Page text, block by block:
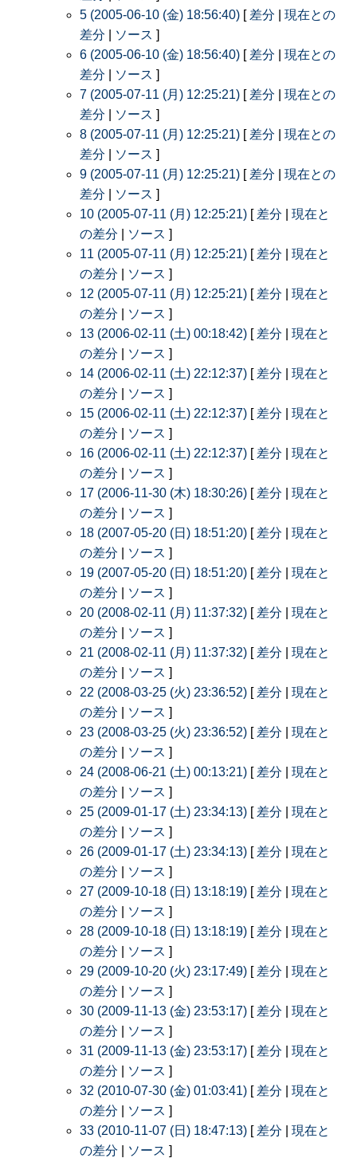
5 (2005-06-10 (金) 18:56:40) [ 差分
現在との
差分
ソース ]
6 (2005-06-10 (金) 18:56:40) [ 差分
現在との
差分
ソース ]
7 (2005-07-11 (月) 12:25:21) [ 差分
現在との
差分
ソース ]
8 (2005-07-11 (月) 12:25:21) [ 差分
現在との
差分
ソース ]
9 (2005-07-11 (月) 12:25:21) [ 差分
現在との
差分
ソース ]
10 (2005-07-11 (月) 12:25:21) [ 差分
現在と
の差分
ソース ]
11 (2005-07-11 (月) 12:25:21) [ 差分
現在と
の差分
ソース ]
12 (2005-07-11 (月) 12:25:21) [ 差分
現在と
の差分
ソース ]
13 (2006-02-11 (土) 00:18:42) [ 差分
現在と
の差分
ソース ]
14 (2006-02-11 (土) 22:12:37) [ 差分
現在と
の差分
ソース ]
15 (2006-02-11 (土) 22:12:37) [ 差分
現在と
の差分
ソース ]
16 (2006-02-11 (土) 22:12:37) [ 差分
現在と
の差分
ソース ]
17 (2006-11-30 (木) 18:30:26) [ 差分
現在と
の差分
ソース ]
18 (2007-05-20 (日) 18:51:20) [ 差分
現在と
の差分
ソース ]
19 (2007-05-20 (日) 18:51:20) [ 差分
現在と
の差分
ソース ]
20 (2008-02-11 (月) 11:37:32) [ 差分
現在と
の差分
ソース ]
21 (2008-02-11 (月) 11:37:32) [ 差分
現在と
の差分
ソース ]
22 (2008-03-25 (火) 23:36:52) [ 差分
現在と
の差分
ソース ]
23 (2008-03-25 (火) 23:36:52) [ 差分
現在と
の差分
ソース ]
24 (2008-06-21 (土) 00:13:21) [ 差分
現在と
の差分
ソース ]
25 (2009-01-17 (土) 23:34:13) [ 差分
現在と
の差分
ソース ]
26 (2009-01-17 (土) 23:34:13) [ 差分
現在と
の差分
ソース ]
27 (2009-10-18 (日) 13:18:19) [ 差分
現在と
の差分
ソース ]
28 (2009-10-18 (日) 13:18:19) [ 差分
現在と
の差分
ソース ]
29 (2009-10-20 (火) 23:17:49) [ 差分
現在と
の差分
ソース ]
30 (2009-11-13 (金) 23:53:17) [ 差分
現在と
の差分
ソース ]
31 (2009-11-13 (金) 23:53:17) [ 差分
現在と
の差分
ソース ]
32 (2010-07-30 (金) 01:03:41) [ 差分
現在と
の差分
ソース ]
33 (2010-11-07 (日) 18:47:13) [ 差分
現在と
の差分
ソース ]